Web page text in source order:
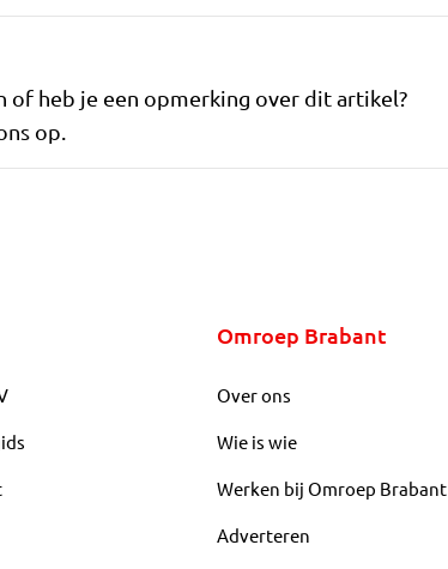
of heb je een opmerking over dit artikel?
op.
Omroep Brabant
Over ons
Wie is wie
Werken bij Omroep Brabant
Adverteren